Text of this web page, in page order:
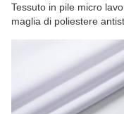
NOTIZIE
CONTATTATECI
VIDEO
Tessuto in pile micro
maglia di poliestere